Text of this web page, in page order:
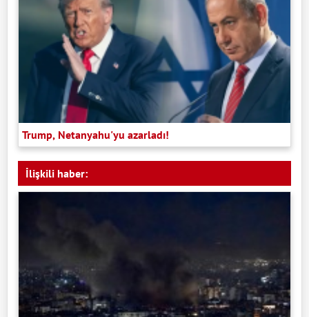
Trump, Netanyahu'yu azarladı!
İlişkili haber: